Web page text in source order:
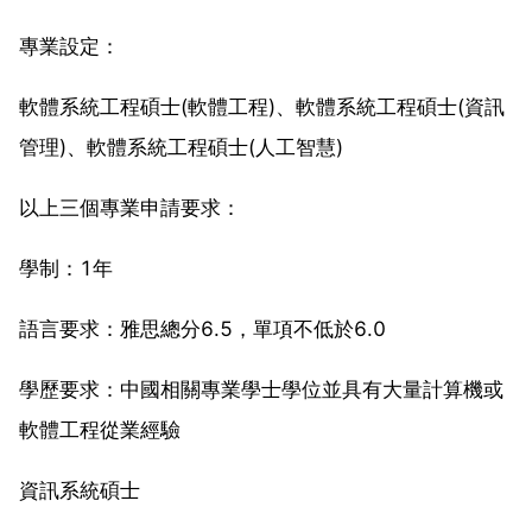
專業設定：
軟體系統工程碩士(軟體工程)、軟體系統工程碩士(資訊
管理)、軟體系統工程碩士(人工智慧)
以上三個專業申請要求：
學制：1年
語言要求：雅思總分6.5，單項不低於6.0
學歷要求：中國相關專業學士學位並具有大量計算機或
軟體工程從業經驗
資訊系統碩士